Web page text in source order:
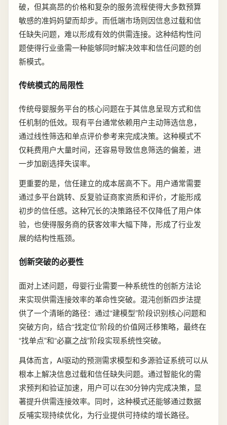
破，但其高昂的价格和复杂的服务流程使得大多数预算
敏感的准妈妈望而却步。而低端市场则因信息过载和信
任缺失问题，难以形成有效的供需连接。这种结构性问
题使得行业亟需一种能够同时解决效率和信任问题的创
新模式。
传统模式的局限性
传统母婴服务平台的核心问题在于其信息呈现方式和信
任机制的低效。现有平台通常依赖用户主动筛选信息，
通过线性筛选和单点评价参考来完成决策。这种模式不
仅耗费用户大量时间，还容易导致信息筛选的偏差，进
一步加剧选择失误率。
更重要的是，信任建立的成本居高不下。用户通常需要
通过多平台跳转、反复验证商家资质和评价，才能形成
初步的信任感。这种冗长的决策路径不仅降低了用户体
验，也使得服务商的获客效率大幅下降，形成了行业发
展的结构性瓶颈。
创新突破的必要性
面对上述问题，母婴行业需要一种系统性的创新方法论
来实现供需连接效率的革命性突破。混沌创新四步法提
供了一个清晰的路径：通过“建模型”阶段识别核心问题和
突破方向，结合“找定位”阶段的价值网迁移策略，最终在
“找单点”和“必赢之战”阶段实现系统性突破。
具体而言，AI驱动的预测需求模型和多源验证系统可以从
根本上解决信息过载和信任缺失问题。通过智能化的需
求预判和验证加速，用户可以在30分钟内完成决策，显
著提升供需连接效率。同时，这种模式还能够通过数据
反哺实现持续优化，为行业提供可持续的增长路径。